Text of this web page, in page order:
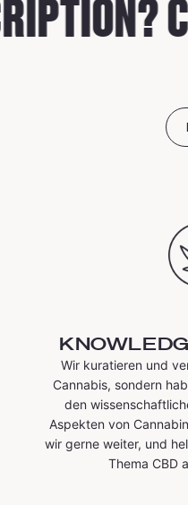
Wir kuratieren und
Cannabis, sondern
den
Aspekten von
wir gerne weiter, und
Thema CBD